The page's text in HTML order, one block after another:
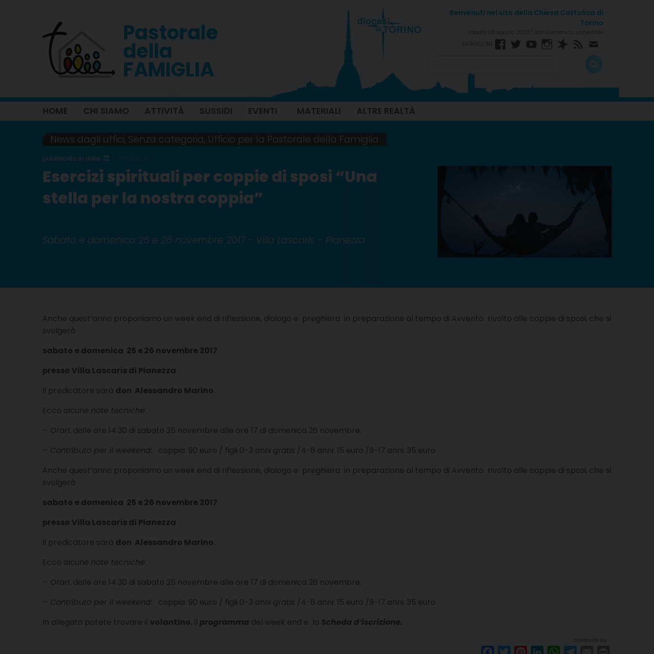
sabato 08 agosto 2026
Facebook
TwitterYouTubeInstagram
Spreaker
RSSNewsletter
Pastorale
della
FAMIGLIA
HOME CHI SIAMO ATTIVITÀ SUSSIDI EVENTI MATERIALI ALTRE REALTÀ
News dagli uffici, Senza categoria, Ufficio per la Pastorale della Famiglia
Esercizi spirituali per coppie di sposi “Una
stella per la nostra coppia”
Sabato e domenica 25 e 26 novembre 2017 - Villa Lascaris - Pianezza
Anche quest’anno proponiamo un week end di riflessione, dialogo e preghiera in preparazione al tempo di Avvento rivolto alle coppie di sposi, che si
svolgerà
sabato e domenica 25 e 26 novembre 2017
presso Villa Lascaris di Pianezza
Il predicatore sarà don Alessandro Marino.
Ecco alcune note tecniche:
– Orari: dalle ore 14.30 di sabato 25 novembre alle ore 17 di domenica 26 novembre.
– Contributo per il weekend:
coppia: 90 euro / figli 0-3 anni gratis /4-8 anni: 15 euro /9-17 anni: 35 euro
Anche quest’anno proponiamo un week end di riflessione, dialogo e preghiera in preparazione al tempo di Avvento rivolto alle coppie di sposi, che si
svolgerà
sabato e domenica 25 e 26 novembre 2017
presso Villa Lascaris di Pianezza
Il predicatore sarà don Alessandro Marino.
Ecco alcune note tecniche:
– Orari: dalle ore 14.30 di sabato 25 novembre alle ore 17 di domenica 26 novembre.
– Contributo per il weekend:
coppia: 90 euro / figli 0-3 anni gratis /4-8 anni: 15 euro /9-17 anni: 35 euro
In allegato potete trovare il volantino, il programma del week end e la Scheda d’iscrizione.
condividi su